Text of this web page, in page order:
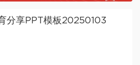
分享PPT模板20250103